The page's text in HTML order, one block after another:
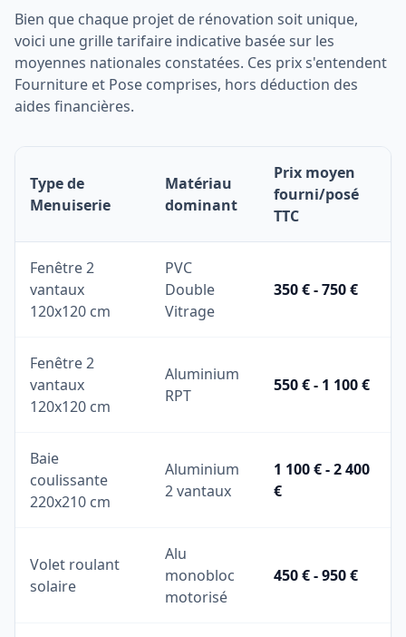
Bien que chaque projet de rénovation soit unique,
voici une grille tarifaire indicative basée sur les
moyennes nationales constatées. Ces prix s'entendent
Fourniture et Pose comprises, hors déduction des
aides financières.
Type de
Menuiserie
Matériau
dominant
Prix moyen
fourni/posé
TTC
Fenêtre 2
vantaux
120x120 cm
PVC
Double
Vitrage
350 € - 750 €
Fenêtre 2
vantaux
120x120 cm
Aluminium
RPT
550 € - 1 100 €
Baie
coulissante
220x210 cm
Aluminium
2 vantaux
1 100 € - 2 400
€
Volet roulant
solaire
Alu
monobloc
motorisé
450 € - 950 €